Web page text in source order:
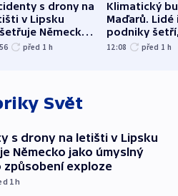
s drony na
v Lipsku
Německo
úmyslný pokus
před 1 h
Klimatický
Maďarů. Lidé
podniky
omezuje se
12:08 před 1 h
Svět
s drony na letišti v Lipsku
Německo jako úmyslný
způsobení exploze
1h